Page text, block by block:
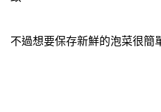
不過想要保存新鮮的泡菜很簡